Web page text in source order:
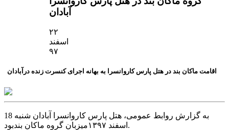
آبادان
۲۲
اسفند
۹۷
اقامت ماکان بند در هتل پارس کاروانسرا به بهانه اجرای کنسرت زنده درآبادان
به گزارش روابط عمومی، هتل پارس کاروانسرا آبادان شنبه 18
اسفند ۱۳۹۷میزبان گروه ماکان بندبود.